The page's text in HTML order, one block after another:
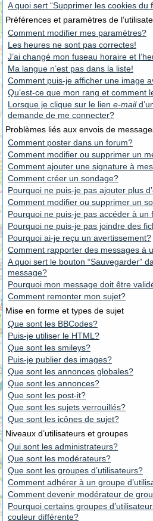
A quoi sert “Supprimer les cookies du
Préférences et paramètres de
Comment modifier mes paramètres?
Les heures ne sont pas correctes!
J’ai changé mon fuseau horaire et
Ma langue n’est pas dans la liste!
Comment puis-je afficher une image
Qu’est-ce que mon rang et comment
Lorsque je clique sur le lien e-mail
demande de me connecter?
Problèmes liés aux envois de
Comment poster dans un forum?
Comment modifier ou supprimer un
Comment ajouter une signature à
Comment créer un sondage?
Pourquoi ne puis-je pas ajouter plus
Comment modifier ou supprimer un
Pourquoi ne puis-je pas accéder à un
Pourquoi ne puis-je pas joindre des
Pourquoi ai-je reçu un avertissement?
Comment rapporter des messages à
A quoi sert le bouton “Sauvegarder”
message?
Pourquoi mon message doit être
Comment remonter mon sujet?
Mise en forme et types de sujet
Que sont les BBCodes?
Puis-je utiliser le HTML?
Que sont les smileys?
Puis-je publier des images?
Que sont les annonces globales?
Que sont les annonces?
Que sont les post-it?
Que sont les sujets verrouillés?
Que sont les icônes de sujet?
Niveaux d’utilisateurs et groupes
Qui sont les administrateurs?
Que sont les modérateurs?
Que sont les groupes d’utilisateurs?
Comment adhérer à un groupe
Comment devenir modérateur de
Pourquoi certains groupes
couleur différente?